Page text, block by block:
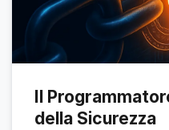
Il
della Sicurezza